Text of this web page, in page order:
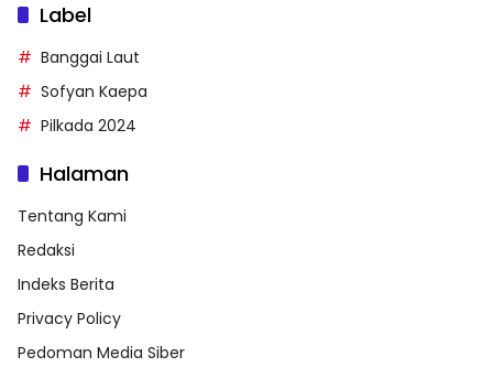
Label
Banggai Laut
Sofyan Kaepa
Pilkada 2024
Halaman
Tentang Kami
Redaksi
Indeks Berita
Privacy Policy
Pedoman Media Siber